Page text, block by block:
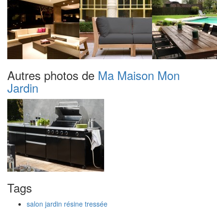
Autres photos de Ma Maison Mon
Jardin
Tags
salon jardin résine tressée